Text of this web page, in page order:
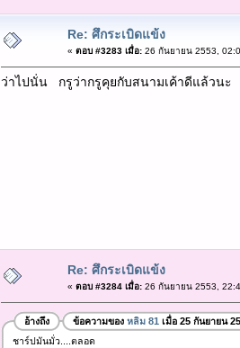
Re: ศึกระเบิดแข้ง
« ตอบ #3283 เมื่อ:26 กันยายน 2553,
ว่าไปนั่น กรูว่ากรูคุยกับสนามเค้าดีแล้วนะ
Re: ศึกระเบิดแข้ง
« ตอบ #3284 เมื่อ:26 กันยายน 2553,
อ้างถึง ข้อความของ หลิม 81 เมื่อ 25 กันยายน
ชาร์ปมันมั่ว....ตลอด